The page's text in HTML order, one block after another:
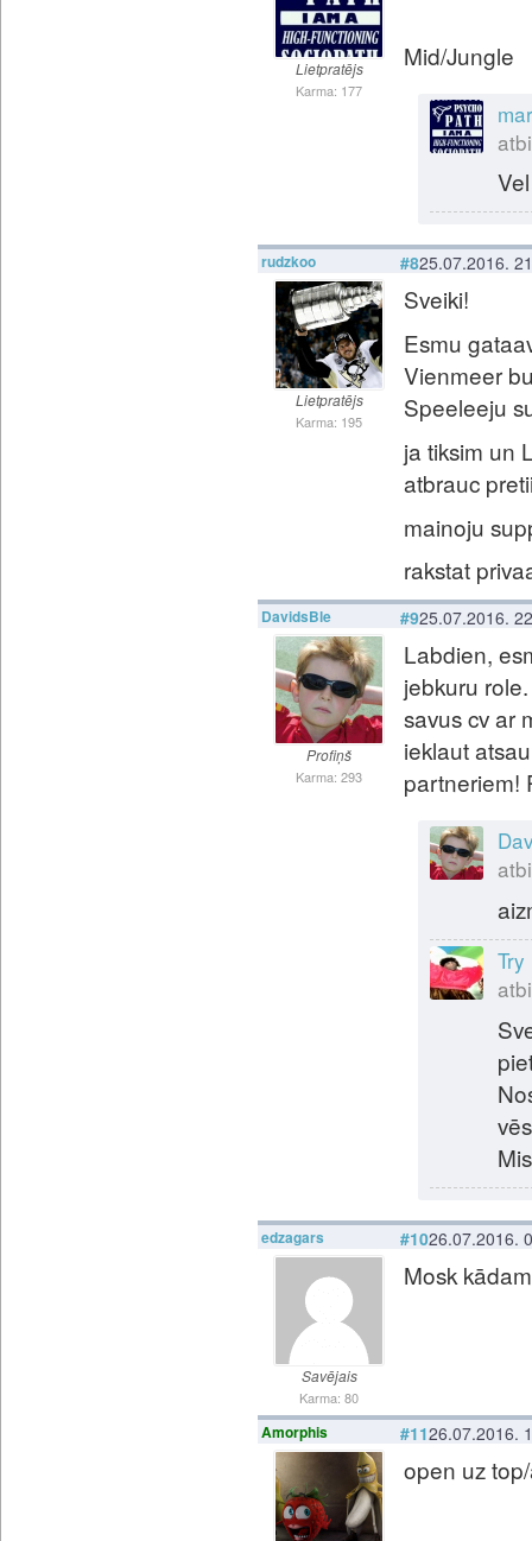
Lietpratējs
Karma: 177
Mid/Jungle
rudzkoo
Lietpratējs
Karma: 195
#825.07.2016.
Sveiki!
Esmu
Vienmeer
Speeleeju
ja tiksim un
atbrauc
mainoju
rakstat
DavidsBle
Profiņš
Karma: 293
#925.07.2016.
Labdien,
jebkuru
savus cv ar
ieklaut
partneriem!
Try
edzagars
Savējais
Karma: 80
#1026.07.2016.
Mosk
Amorphis #1126.07.2016.
open uz